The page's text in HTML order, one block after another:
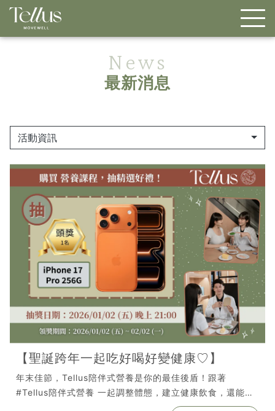
News
最新消息
活動資訊
【聖誕跨年一起吃好喝好變健康♡】
年末佳節，Tellus陪伴式營養是你的最佳後盾！跟著
#Tellus陪伴式營養 一起調整體態，建立健康飲食，還能參
加抽獎活動！只要在 12 月購課，不只開始變健康，更有機